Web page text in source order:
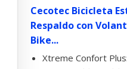
Cecotec Bicicleta
Respaldo con
Bike...
Xtreme Confort